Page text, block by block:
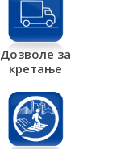
Дозволе за
кретање